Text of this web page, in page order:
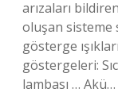
arızaları
oluşan sisteme
gösterge
göstergeleri:
lambası … Akü…